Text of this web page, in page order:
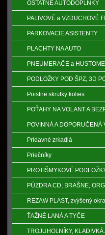
OSTATNÉ AUTODOPLNKY
PALIVOVÉ a VZDUCHOVÉ
PARKOVACIE ASISTENTY
PLACHTY NA AUTO
PNEUMERAČE a
PODLOŽKY POD ŠPZ, 3D
Poistne skrutky kolies
POŤAHY NA VOLANT A
POVINNÁ A DOPORUČENÁ
Prídavné zrkadlá
Priečníky
PROTIŠMYKOVÉ
PÚZDRA CD, BRAŠNE,
REZAW PLAST, zvýšený
ŤAŽNÉ LANÁ A TYČE
TROJUHOLNÍKY, KLADIVKÁ